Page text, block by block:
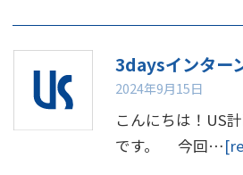
2024年9月15日
こんにちは！US
です。 今回…